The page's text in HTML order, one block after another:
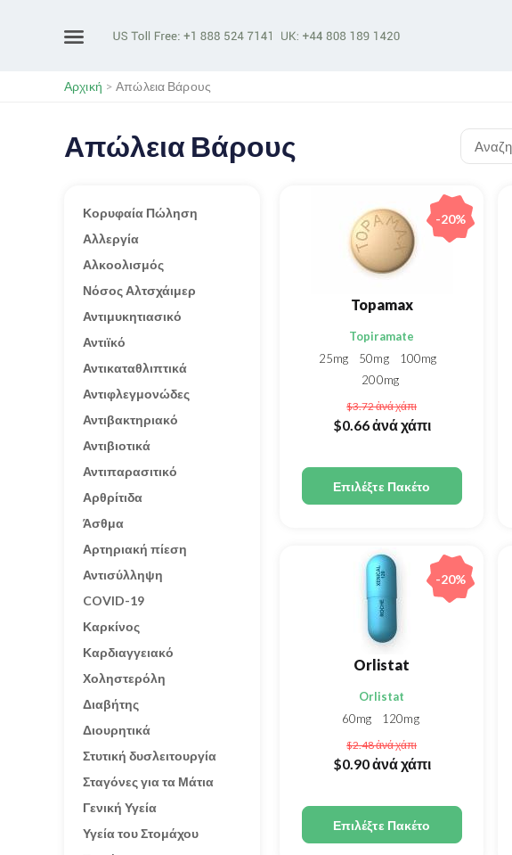
Αρχική >Απώλεια Βάρους
Απώλεια Βάρους
Κορυφαία Πώληση
Αλλεργία
Αλκοολισμός
Νόσος Αλτσχάιμερ
Αντιμυκητιασικό
Αντιϊκό
Αντικαταθλιπτικά
Αντιφλεγμονώδες
Αντιβακτηριακό
Αντιβιοτικά
Αντιπαρασιτικό
Αρθρίτιδα
Άσθμα
Αρτηριακή πίεση
Αντισύλληψη
COVID-19
Καρκίνος
Καρδιαγγειακό
Χοληστερόλη
Διαβήτης
Διουρητικά
Στυτική δυσλειτουργία
Σταγόνες για τα Μάτια
Γενική Υγεία
Υγεία του Στομάχου
Topamax
Topiramate
25mg
50mg
100mg
200mg
$3.72ἀνά χάπι
$0.66ἀνά χάπι
Επιλέξτε Πακέτο
-20%
Orlistat
Orlistat
60mg
120mg
$2.48ἀνά χάπι
$0.90ἀνά χάπι
Επιλέξτε Πακέτο
-20%